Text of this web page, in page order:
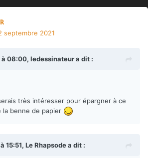
septembre 2021
à 08:00, ledessinateura dit :
très intéresser pour épargner à ce
la benne de papier
15:51, Le Rhapsodea dit :